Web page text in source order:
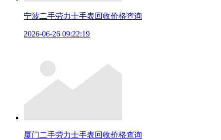
宁波二手劳力士手表回收价格查询
2026-06-26 09:22:19
厦门二手劳力士手表回收价格查询